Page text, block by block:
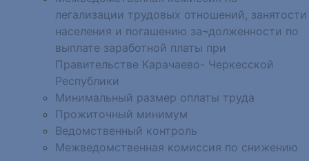
легализации трудовых отношений, занятости
населения и погашению за¬долженности по
выплате заработной платы при
Правительстве Карачаево- Черкесской
Республики
Минимальный размер оплаты труда
Прожиточный минимум
Ведомственный контроль
Межведомственная комиссия по снижению